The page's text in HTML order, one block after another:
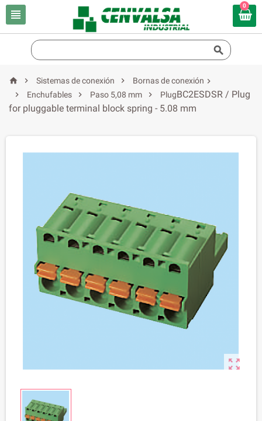

0

  Sistemas de conexión 
Bornas de conexión

Enchufables  Paso 5,08 mm  Plug

BC2ESDSR / Plug
for pluggable terminal block spring - 5.08 mm
